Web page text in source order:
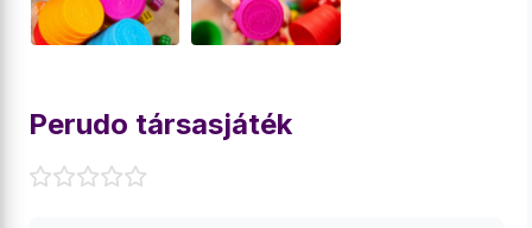
Perudo társasjáték